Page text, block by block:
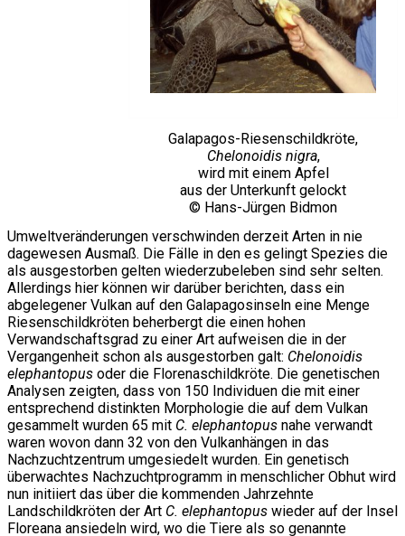
Galapagos-Riesenschildkröte,
Chelonoidis nigra,
wird mit einem Apfel
aus der Unterkunft gelockt
© Hans-Jürgen Bidmon
Umweltveränderungen verschwinden derzeit Arten in nie
dagewesen Ausmaß. Die Fälle in den es gelingt Spezies die
als ausgestorben gelten wiederzubeleben sind sehr selten.
Allerdings hier können wir darüber berichten, dass ein
abgelegener Vulkan auf den Galapagosinseln eine Menge
Riesenschildkröten beherbergt die einen hohen
Verwandschaftsgrad zu einer Art aufweisen die in der
Vergangenheit schon als ausgestorben galt: Chelonoidis
elephantopus oder die Florenaschildkröte. Die genetischen
Analysen zeigten, dass von 150 Individuen die mit einer
entsprechend distinkten Morphologie die auf dem Vulkan
gesammelt wurden 65 mit C. elephantopus nahe verwandt
waren wovon dann 32 von den Vulkanhängen in das
Nachzuchtzentrum umgesiedelt wurden. Ein genetisch
überwachtes Nachzuchtprogramm in menschlicher Obhut wird
nun initiiert das über die kommenden Jahrzehnte
Landschildkröten der Art C. elephantopus wieder auf der Insel
Floreana ansiedeln wird, wo die Tiere als so genannte